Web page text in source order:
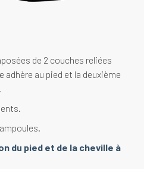
de 2 couches reliées
au pied et la deuxième
du pied et de la cheville à